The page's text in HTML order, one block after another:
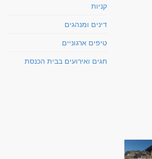
קניות
דינים ומנהגים
טיפים ארגוניים
חגים ואירועים בבית הכנסת